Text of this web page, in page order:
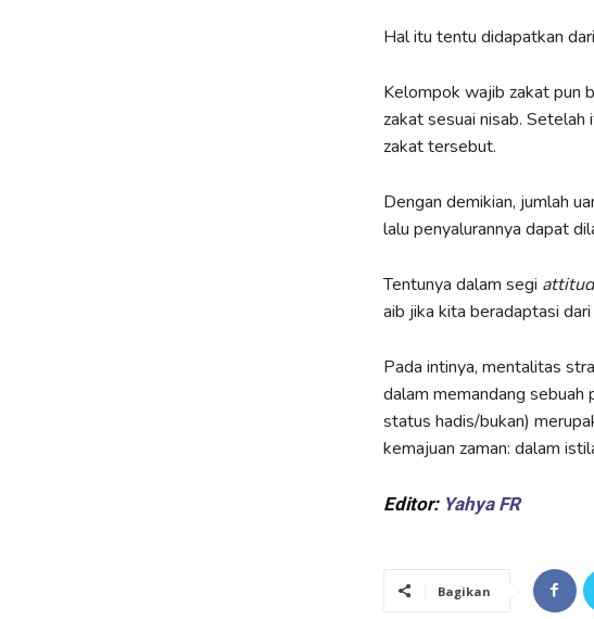
Hal itu tentu didapatkan dari
Kelompok wajib zakat pun
zakat sesuai nisab. Setelah
zakat tersebut.
Dengan demikian, jumlah
lalu penyalurannya dapat
Tentunya dalam segi
aib jika kita beradaptasi
Pada intinya, mentalitas
dalam memandang sebuah
status hadis/bukan)
kemajuan zaman: dalam
Editor: Yahya FR
Bagikan